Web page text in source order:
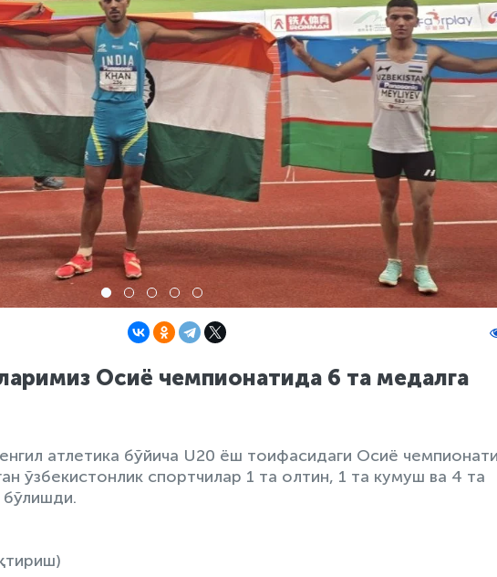
Осиё чемпионатида 6 та медалга
атлетика бўйича U20 ёш тоифасидаги Осиё
ўзбекистонлик спортчилар 1 та олтин, 1 та кумуш ва 4 та
бўлишди.